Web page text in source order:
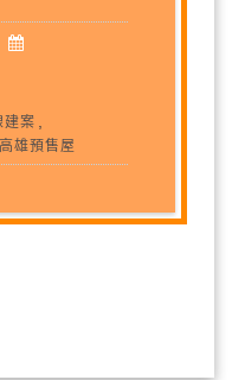
建案
高雄預售屋